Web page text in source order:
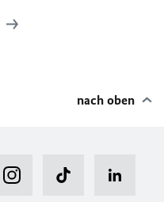
nach oben